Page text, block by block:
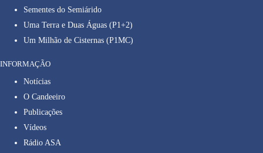
Sementes do Semiárido
Uma Terra e Duas Águas (P1+2)
Um Milhão de Cisternas (P1MC)
INFORMAÇÃO
Notícias
O Candeeiro
Publicações
Vídeos
Rádio ASA